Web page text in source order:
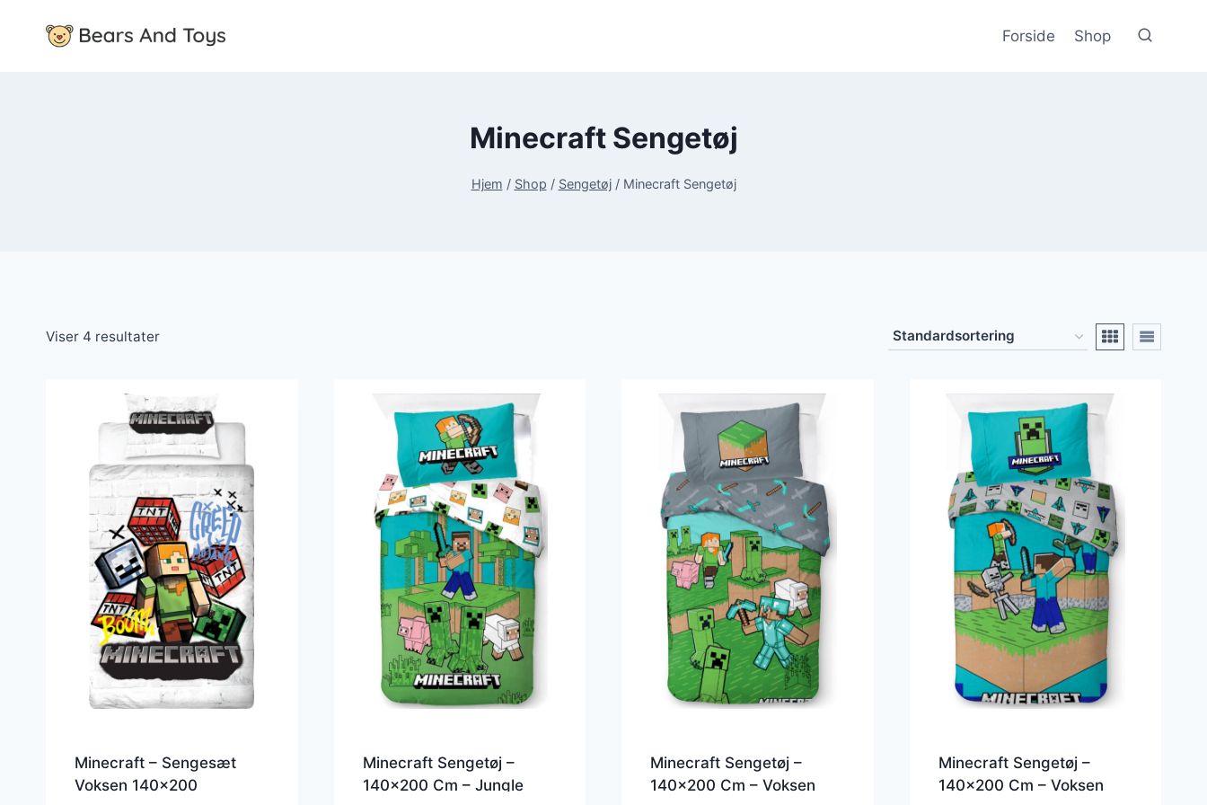
Forside Shop
Minecraft Sengetøj
Hjem / Shop / Sengetøj / Minecraft Sengetøj
Viser 4 resultater
Minecraft – Sengesæt
Voksen 140×200
Minecraft Sengetøj –
140×200 Cm – Jungle
Minecraft Sengetøj –
140×200 Cm – Voksen
Minecraft Sengetøj –
140×200 Cm – Voksen